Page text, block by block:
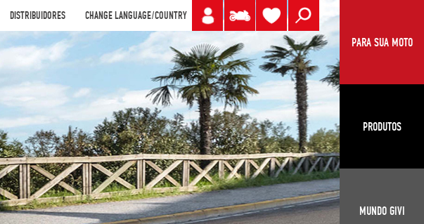
DISTRIBUIDORES CHANGE LANGUAGE/COUNTRY
PARA SUA MOTO
PRODUTOS
MUNDO GIVI